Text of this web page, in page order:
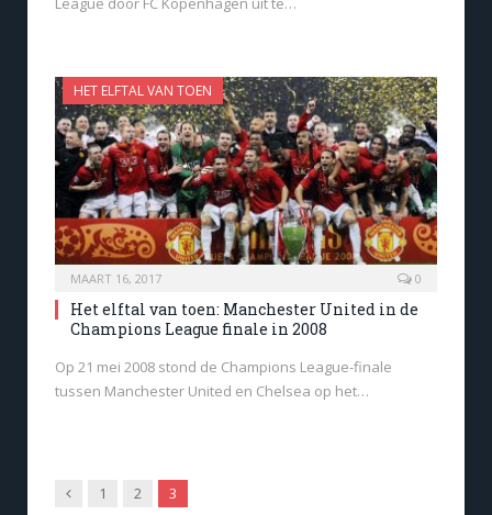
HET ELFTAL VAN TOEN
MAART 16, 2017 0
Het elftal van toen: Manchester United in de
Champions League finale in 2008
Op 21 mei 2008 stond de Champions League-finale
tussen Manchester United en Chelsea op het…
Previous
1 2 3